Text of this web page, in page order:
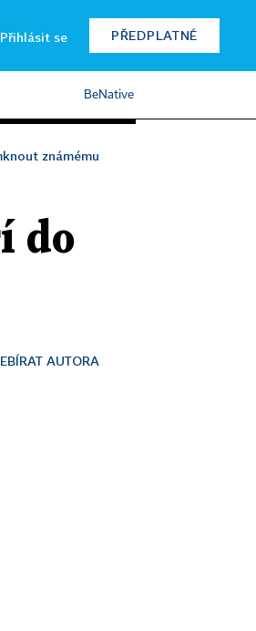
Přihlásit se PŘEDPLATNÉ
BeNative
známému
do
AUTORA